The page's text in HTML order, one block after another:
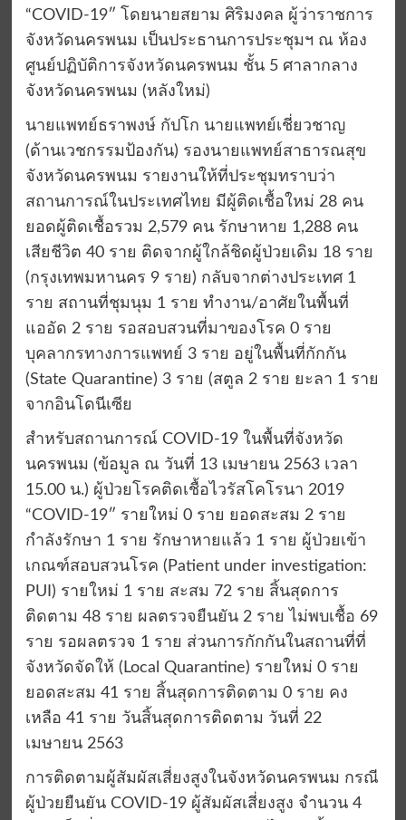
“COVID-19″ โดยนายสยาม ศิริมงคล ผู้ว่าราชการ
จังหวัดนครพนม เป็นประธานการประชุมฯ ณ ห้อง
ศูนย์ปฏิบัติการจังหวัดนครพนม ชั้น 5 ศาลากลาง
จังหวัดนครพนม (หลังใหม่)
นายแพทย์ธราพงษ์ กัปโก นายแพทย์เชี่ยวชาญ
(ด้านเวชกรรมป้องกัน) รองนายแพทย์สาธารณสุข
จังหวัดนครพนม รายงานให้ที่ประชุมทราบว่า
สถานการณ์ในประเทศไทย มีผู้ติดเชื้อใหม่ 28 คน
ยอดผู้ติดเชื้อรวม 2,579 คน รักษาหาย 1,288 คน
เสียชีวิต 40 ราย ติดจากผู้ใกล้ชิดผู้ป่วยเดิม 18 ราย
(กรุงเทพมหานคร 9 ราย) กลับจากต่างประเทศ 1
ราย สถานที่ชุมนุม 1 ราย ทำงาน/อาศัยในพื้นที่
แออัด 2 ราย รอสอบสวนที่มาของโรค 0 ราย
บุคลากรทางการแพทย์ 3 ราย อยู่ในพื้นที่กักกัน
(State Quarantine) 3 ราย (สตูล 2 ราย ยะลา 1 ราย
จากอินโดนีเซีย
สำหรับสถานการณ์ COVID-19 ในพื้นที่จังหวัด
นครพนม (ข้อมูล ณ วันที่ 13 เมษายน 2563 เวลา
15.00 น.) ผู้ป่วยโรคติดเชื้อไวรัสโคโรนา 2019
“COVID-19″ รายใหม่ 0 ราย ยอดสะสม 2 ราย
กำลังรักษา 1 ราย รักษาหายแล้ว 1 ราย ผู้ป่วยเข้า
เกณฑ์สอบสวนโรค (Patient under investigation:
PUI) รายใหม่ 1 ราย สะสม 72 ราย สิ้นสุดการ
ติดตาม 48 ราย ผลตรวจยืนยัน 2 ราย ไม่พบเชื้อ 69
ราย รอผลตรวจ 1 ราย ส่วนการกักกันในสถานที่ที่
จังหวัดจัดให้ (Local Quarantine) รายใหม่ 0 ราย
ยอดสะสม 41 ราย สิ้นสุดการติดตาม 0 ราย คง
เหลือ 41 ราย วันสิ้นสุดการติดตาม วันที่ 22
เมษายน 2563
การติดตามผู้สัมผัสเสี่ยงสูงในจังหวัดนครพนม กรณี
ผู้ป่วยยืนยัน COVID-19 ผู้สัมผัสเสี่ยงสูง จำนวน 4